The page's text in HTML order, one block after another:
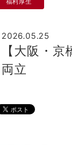
2026.05.25
【大阪・
両立